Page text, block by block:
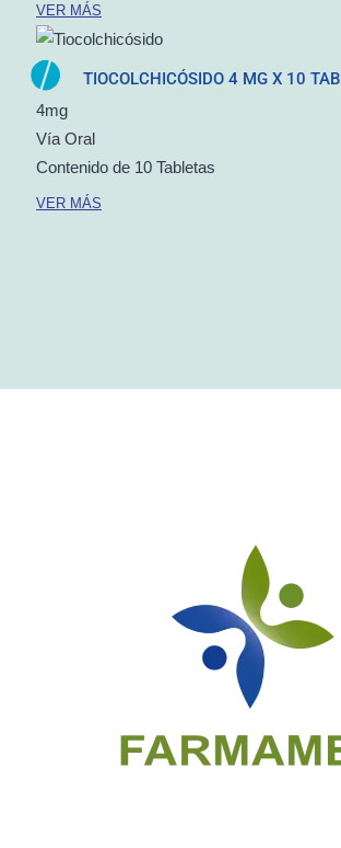
VER MÁS
TIOCOLCHICÓSIDO 4 MG X 10 TAB
4mg
Vía Oral
Contenido de 10 Tabletas
VER MÁS